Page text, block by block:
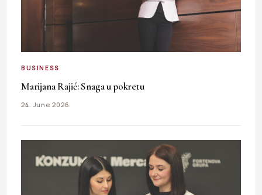
BUSINESS
Marijana Rajić: Snaga u pokretu
24. June 2026.